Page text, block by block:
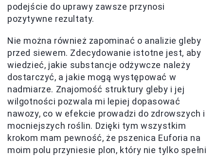
podejście do uprawy zawsze przynosi
pozytywne rezultaty.
Nie można również zapominać o analizie gleby
przed siewem. Zdecydowanie istotne jest, aby
wiedzieć, jakie substancje odżywcze należy
dostarczyć, a jakie mogą występować w
nadmiarze. Znajomość struktury gleby i jej
wilgotności pozwala mi lepiej dopasować
nawozy, co w efekcie prowadzi do zdrowszych i
mocniejszych roślin. Dzięki tym wszystkim
krokom mam pewność, że pszenica Euforia na
moim polu przyniesie plon, który nie tylko spełni